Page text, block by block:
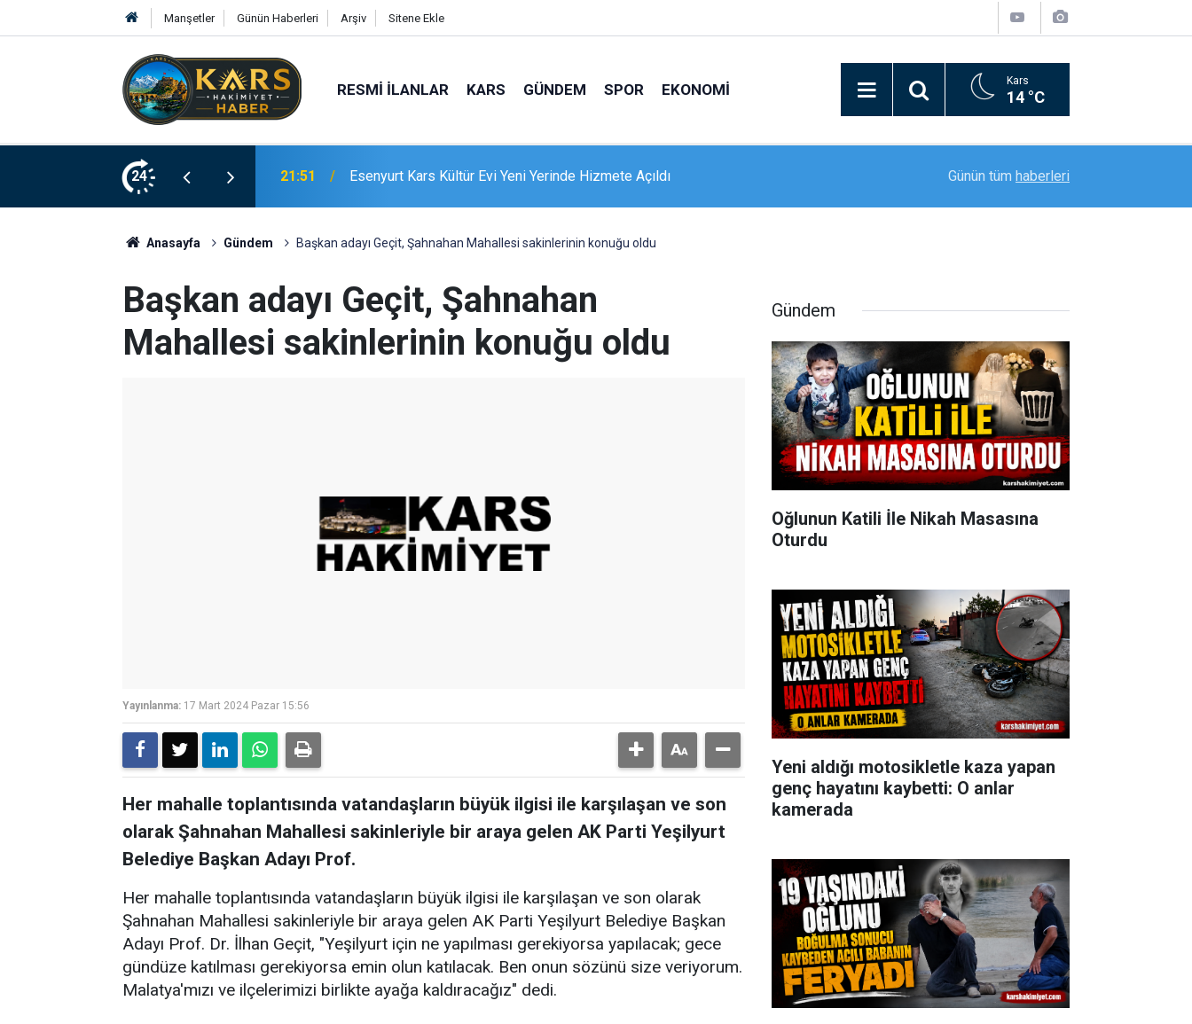
Manşetler Günün Haberleri Arşiv Sitene Ekle
RESMI İLANLAR KARS GÜNDEM SPOR EKONOMI Kars
14 °C
24
Hizmete Açıldı 21:19
merdivenle kurtardı
Bitlis’in kurtuluşunun 110. yılı coşkusu kortej
Günün tüm haberleri
Anasayfa Gündem Başkan adayı Geçit, Şahnahan Mahallesi sakinlerinin konuğu oldu
Başkan adayı Geçit, Şahnahan
Mahallesi sakinlerinin konuğu oldu
Yayınlanma: 17 Mart 2024 Pazar 15:56
Her mahalle toplantısında vatandaşların büyük ilgisi ile karşılaşan ve son
olarak Şahnahan Mahallesi sakinleriyle bir araya gelen AK Parti Yeşilyurt
Belediye Başkan Adayı Prof.
Her mahalle toplantısında vatandaşların büyük ilgisi ile karşılaşan ve son olarak
Şahnahan Mahallesi sakinleriyle bir araya gelen AK Parti Yeşilyurt Belediye Başkan
Adayı Prof. Dr. İlhan Geçit, "Yeşilyurt için ne yapılması gerekiyorsa yapılacak; gece
gündüze katılması gerekiyorsa emin olun katılacak. Ben onun sözünü size veriyorum.
Malatya'mızı ve ilçelerimizi birlikte ayağa kaldıracağız" dedi.
Gündem
Oğlunun Katili İle Nikah Masasına
Oturdu
Yeni aldığı motosikletle kaza yapan
genç hayatını kaybetti: O anlar
kamerada